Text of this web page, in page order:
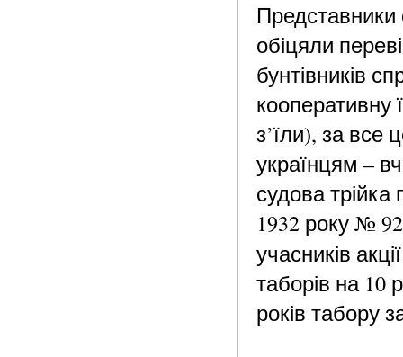
Представники
обіцяли
бунтівників
кооперативну
з’їли), за все
українцям –
судова
1932 року №
учасників
таборів на 10
років табору